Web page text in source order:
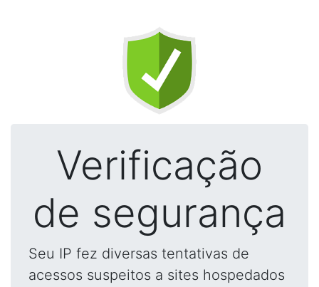
Verificação
de segurança
Seu IP fez diversas tentativas de
acessos suspeitos a sites hospedados